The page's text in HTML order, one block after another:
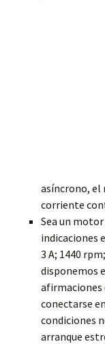
asíncrono, el
corriente
Sea un
indicaciones
3 A; 1440
disponemos
afirmaciones
conectarse
condiciones
arranque